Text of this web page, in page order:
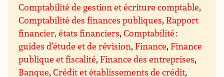
Comptabilité de gestion et écriture comptable,
Comptabilité des finances publiques,Rapport
financier, états financiers,Comptabilité :
guides d’étude et de révision,Finance,Finance
publique et fiscalité,Finance des entreprises,
Banque,Crédit et établissements de crédit,